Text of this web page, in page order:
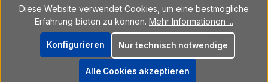
Diese Website verwendet Cookies, um eine bestmögliche
Erfahrung bieten zu können. Mehr Informationen ...
Nur technisch notwendige
Konfigurieren
Alle Cookies akzeptieren